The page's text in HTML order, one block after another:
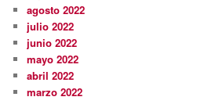
agosto 2022
julio 2022
junio 2022
mayo 2022
abril 2022
marzo 2022